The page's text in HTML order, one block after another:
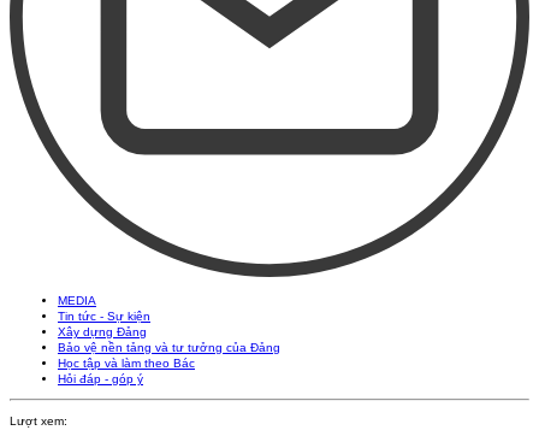
MEDIA
Tin tức - Sự kiện
Xây dựng Đảng
Bảo vệ nền tảng và tư tưởng của Đảng
Học tập và làm theo Bác
Hỏi đáp - góp ý
Lượt xem: